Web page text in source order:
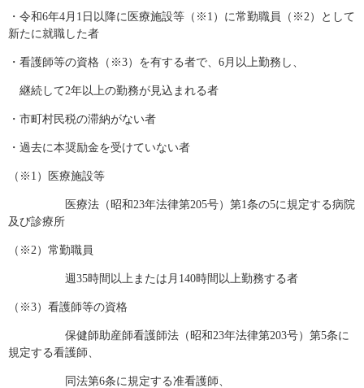
・令和6年4月1日以降に医療施設等（※1）に常勤職員（※2）として
新たに就職した者
・看護師等の資格（※3）を有する者で、6月以上勤務し、
継続して2年以上の勤務が見込まれる者
・市町村民税の滞納がない者
・過去に本奨励金を受けていない者
（※1）医療施設等
医療法（昭和23年法律第205号）第1条の5に規定する病院
及び診療所
（※2）常勤職員
週35時間以上または月140時間以上勤務する者
（※3）看護師等の資格
保健師助産師看護師法（昭和23年法律第203号）第5条に
規定する看護師、
同法第6条に規定する准看護師、